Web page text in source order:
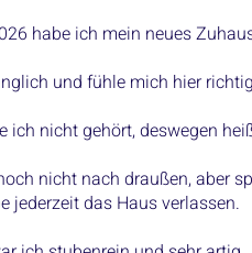
habe ich mein neues
und fühle mich hier
ich nicht gehört, deswegen
nicht nach draußen, aber
jederzeit das Haus verlassen.